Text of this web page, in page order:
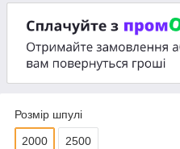
Розмір шпулі
2000 2500